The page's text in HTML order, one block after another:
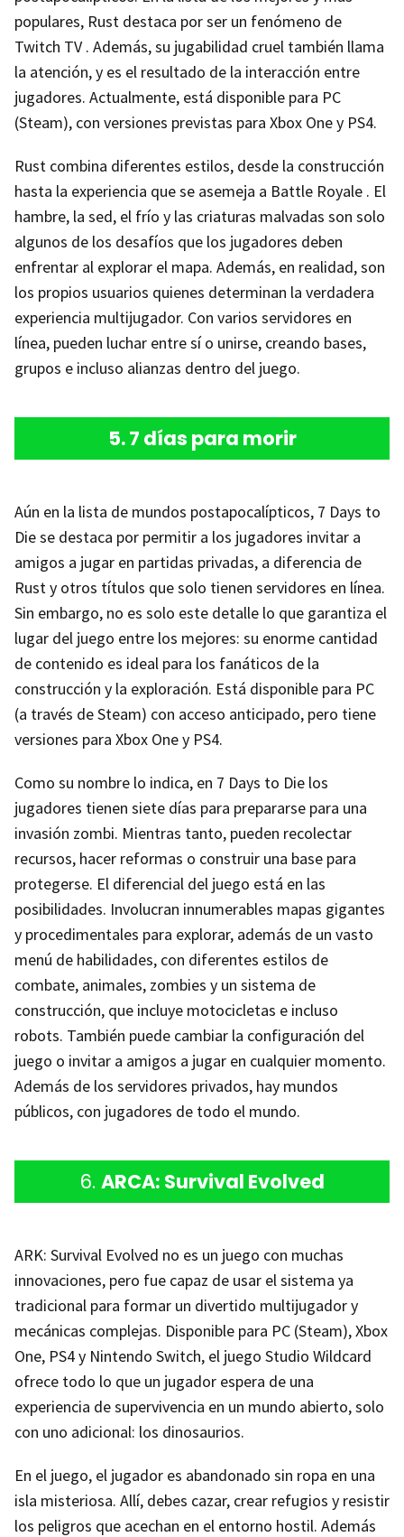
populares, Rust destaca por ser un fenómeno de
Twitch TV . Además, su jugabilidad cruel también llama
la atención, y es el resultado de la interacción entre
jugadores. Actualmente, está disponible para PC
(Steam), con versiones previstas para Xbox One y PS4.
Rust combina diferentes estilos, desde la construcción
hasta la experiencia que se asemeja a Battle Royale . El
hambre, la sed, el frío y las criaturas malvadas son solo
algunos de los desafíos que los jugadores deben
enfrentar al explorar el mapa. Además, en realidad, son
los propios usuarios quienes determinan la verdadera
experiencia multijugador. Con varios servidores en
línea, pueden luchar entre sí o unirse, creando bases,
grupos e incluso alianzas dentro del juego.
5. 7 días para morir
Aún en la lista de mundos postapocalípticos, 7 Days to
Die se destaca por permitir a los jugadores invitar a
amigos a jugar en partidas privadas, a diferencia de
Rust y otros títulos que solo tienen servidores en línea.
Sin embargo, no es solo este detalle lo que garantiza el
lugar del juego entre los mejores: su enorme cantidad
de contenido es ideal para los fanáticos de la
construcción y la exploración. Está disponible para PC
(a través de Steam) con acceso anticipado, pero tiene
versiones para Xbox One y PS4.
Como su nombre lo indica, en 7 Days to Die los
jugadores tienen siete días para prepararse para una
invasión zombi. Mientras tanto, pueden recolectar
recursos, hacer reformas o construir una base para
protegerse. El diferencial del juego está en las
posibilidades. Involucran innumerables mapas gigantes
y procedimentales para explorar, además de un vasto
menú de habilidades, con diferentes estilos de
combate, animales, zombies y un sistema de
construcción, que incluye motocicletas e incluso
robots. También puede cambiar la configuración del
juego o invitar a amigos a jugar en cualquier momento.
Además de los servidores privados, hay mundos
públicos, con jugadores de todo el mundo.
6. ARCA: Survival Evolved
ARK: Survival Evolved no es un juego con muchas
innovaciones, pero fue capaz de usar el sistema ya
tradicional para formar un divertido multijugador y
mecánicas complejas. Disponible para PC (Steam), Xbox
One, PS4 y Nintendo Switch, el juego Studio Wildcard
ofrece todo lo que un jugador espera de una
experiencia de supervivencia en un mundo abierto, solo
con uno adicional: los dinosaurios.
En el juego, el jugador es abandonado sin ropa en una
isla misteriosa. Allí, debes cazar, crear refugios y resistir
los peligros que acechan en el entorno hostil. Además